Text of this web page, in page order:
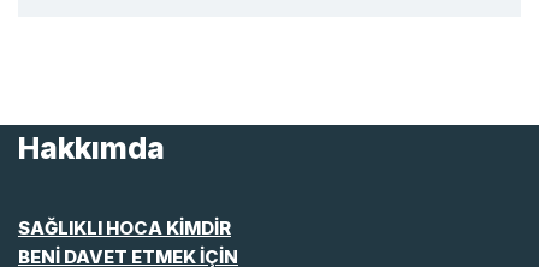
Hakkımda
SAĞLIKLI HOCA KİMDİR
BENİ DAVET ETMEK İÇİN